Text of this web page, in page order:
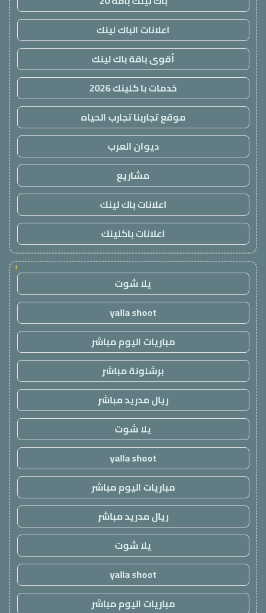
اعلانات الباك لينك
أقوى باقة باك لينك
خدمات با كلينك 2026
موقع تجاربنا تجارب الحياه
ديوان العرب
مشاريع
اعلانات باك لينك
اعلانات باكلينك
!
يلا شوت
yalla shoot
مباريات اليوم مباشر
برشلونة مباشر
ريال مدريد مباشر
يلا شوت
yalla shoot
مباريات اليوم مباشر
ريال مدريد مباشر
يلا شوت
yalla shoot
مباريات اليوم مباشر